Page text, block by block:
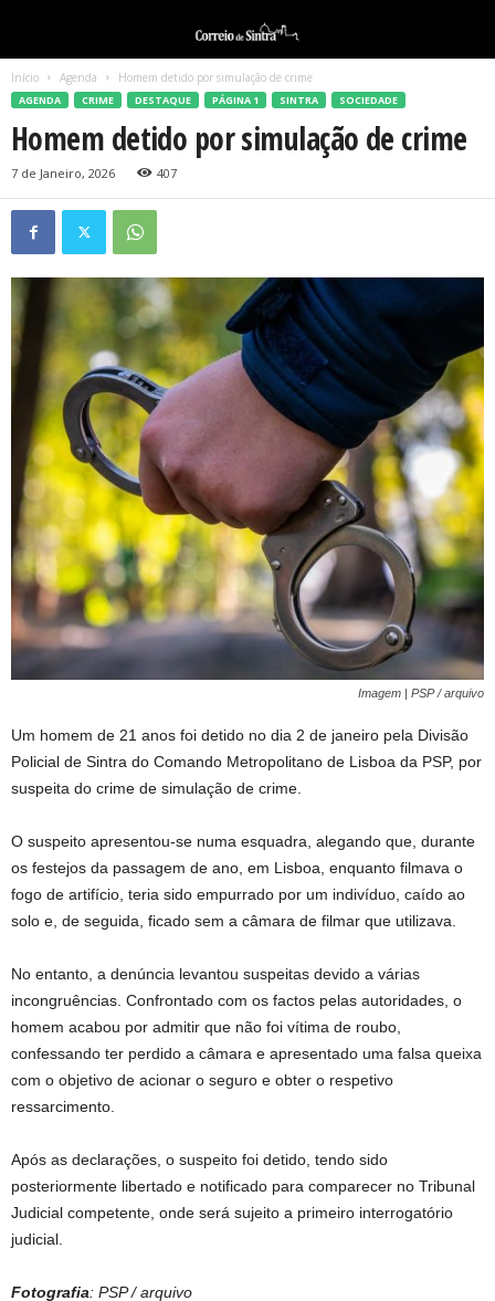
Início Agenda Homem detido por simulação de crime
AGENDA CRIME DESTAQUE PÁGINA 1 SINTRA SOCIEDADE
Homem detido por simulação de crime
7 de Janeiro, 2026 407
Imagem | PSP / arquivo
Um homem de 21 anos foi detido no dia 2 de janeiro pela Divisão
Policial de Sintra do Comando Metropolitano de Lisboa da PSP, por
suspeita do crime de simulação de crime.
O suspeito apresentou-se numa esquadra, alegando que, durante
os festejos da passagem de ano, em Lisboa, enquanto filmava o
fogo de artifício, teria sido empurrado por um indivíduo, caído ao
solo e, de seguida, ficado sem a câmara de filmar que utilizava.
No entanto, a denúncia levantou suspeitas devido a várias
incongruências. Confrontado com os factos pelas autoridades, o
homem acabou por admitir que não foi vítima de roubo,
confessando ter perdido a câmara e apresentado uma falsa queixa
com o objetivo de acionar o seguro e obter o respetivo
ressarcimento.
Após as declarações, o suspeito foi detido, tendo sido
posteriormente libertado e notificado para comparecer no Tribunal
Judicial competente, onde será sujeito a primeiro interrogatório
judicial.
Fotografia: PSP / arquivo